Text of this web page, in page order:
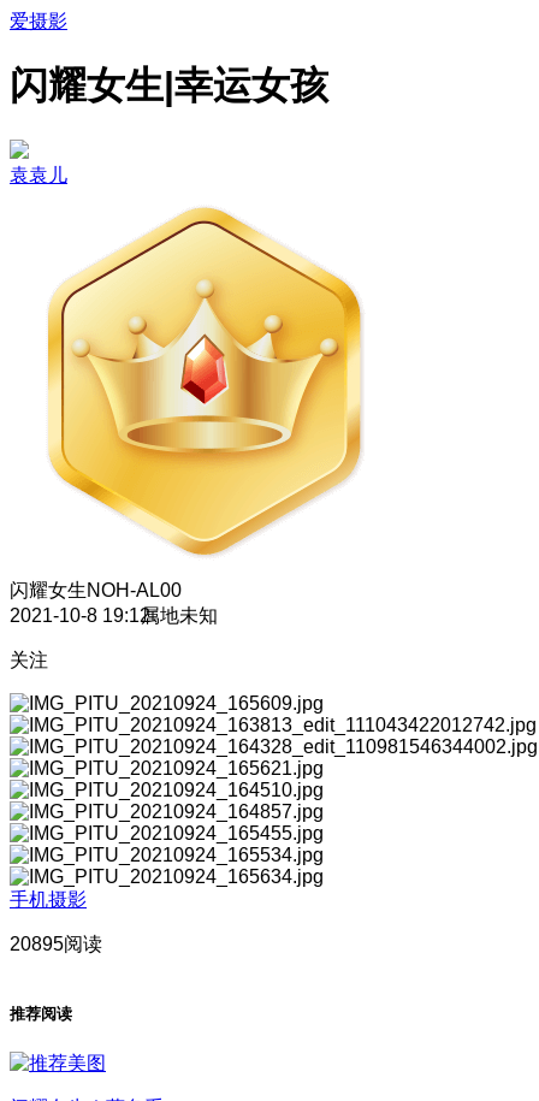
爱摄影
闪耀女生|幸运女孩
袁袁儿
闪耀女生NOH-AL00
2021-10-8 19:12属地未知
关注
手机摄影
20895阅读
推荐阅读